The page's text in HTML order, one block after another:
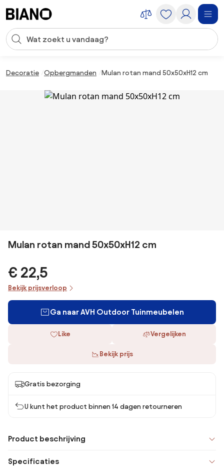
Zoekopdracht invoeren
Decoratie Opbergmanden Mulan rotan mand 50x50xH12 cm
Mulan rotan mand 50x50xH12 cm
€ 22,5
Bekijk prijsverloop
Ga naar AVH Outdoor Tuinmeubelen
Like Vergelijken
Bekijk prijs
Gratis bezorging
U kunt het product binnen 14 dagen retourneren
Product beschrijving
Specificaties